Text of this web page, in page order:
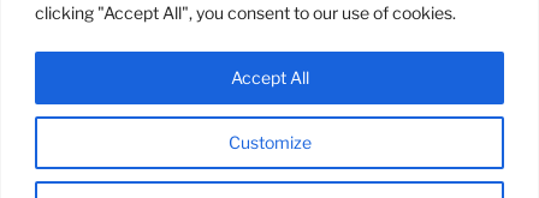
clicking "Accept All", you consent to our use of cookies.
Customize
Accept All
FacebookInstagramYouTubeEmail